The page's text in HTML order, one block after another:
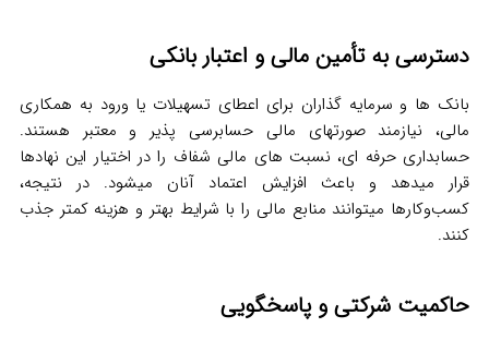
دسترسی به تأمین مالی و اعتبار بانکی
بانک ها و سرمایه گذاران برای اعطای تسهیلات یا ورود به همکاری
مالی، نیازمند صورتهای مالی حسابرسی‌ پذیر و معتبر هستند.
حسابداری حرفه ای، نسبت های مالی شفاف را در اختیار این نهادها
قرار میدهد و باعث افزایش اعتماد آنان میشود. در نتیجه،
کسب‌وکارها میتوانند منابع مالی را با شرایط بهتر و هزینه کمتر جذب
کنند.
حاکمیت شرکتی و پاسخگویی